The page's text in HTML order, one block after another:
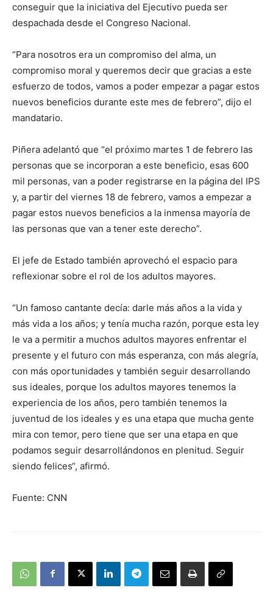
conseguir que la iniciativa del Ejecutivo pueda ser
despachada desde el Congreso Nacional.
“Para nosotros era un compromiso del alma, un
compromiso moral y queremos decir que gracias a este
esfuerzo de todos, vamos a poder empezar a pagar estos
nuevos beneficios durante este mes de febrero”, dijo el
mandatario.
Piñera adelantó que “el próximo martes 1 de febrero las
personas que se incorporan a este beneficio, esas 600
mil personas, van a poder registrarse en la página del IPS
y, a partir del viernes 18 de febrero, vamos a empezar a
pagar estos nuevos beneficios a la inmensa mayoría de
las personas que van a tener este derecho”.
El jefe de Estado también aprovechó el espacio para
reflexionar sobre el rol de los adultos mayores.
“Un famoso cantante decía: darle más años a la vida y
más vida a los años; y tenía mucha razón, porque esta ley
le va a permitir a muchos adultos mayores enfrentar el
presente y el futuro con más esperanza, con más alegría,
con más oportunidades y también seguir desarrollando
sus ideales, porque los adultos mayores tenemos la
experiencia de los años, pero también tenemos la
juventud de los ideales y es una etapa que mucha gente
mira con temor, pero tiene que ser una etapa en que
podamos seguir desarrollándonos en plenitud. Seguir
siendo felices“, afirmó.
Fuente: CNN